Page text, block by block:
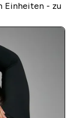
Einheiten - zu